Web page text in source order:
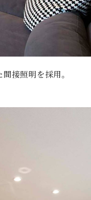
接照明を採用。